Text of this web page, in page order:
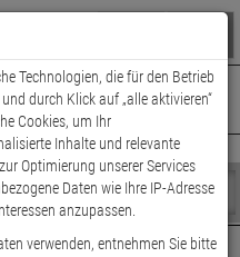
WARENKORB
ist momentan leer.
()
- 16:30 | Fr.: 8:00 - 14:00 Uhr
nutzen
Technologien, die für den Betrieb
durch Klick auf „alle aktivieren“
Cookies, um Ihr
Inhalte und relevante
Optimierung unserer Services
Daten wie Ihre IP-Adresse
anzupassen.
verwenden, entnehmen Sie bitte